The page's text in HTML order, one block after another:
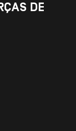
DE